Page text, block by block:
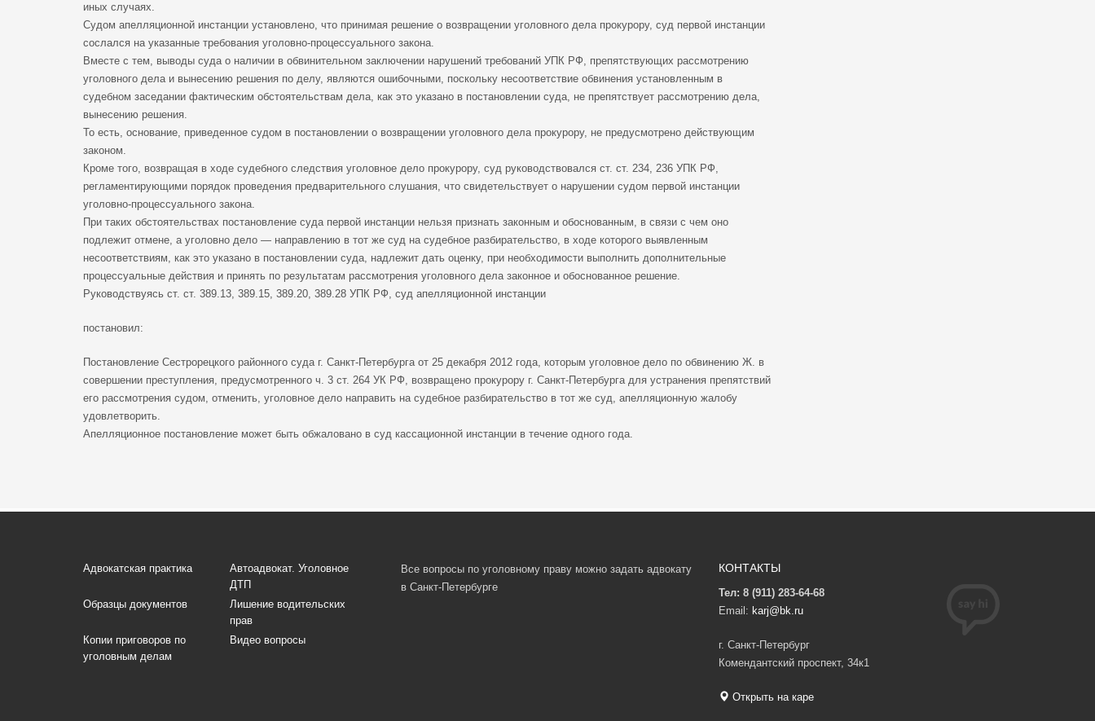
иных случаях.
Судом апелляционной инстанции установлено, что принимая решение о возвращении уголовного дела прокурору, суд первой инстанции
сослался на указанные требования уголовно-процессуального закона.
Вместе с тем, выводы суда о наличии в обвинительном заключении нарушений требований УПК РФ, препятствующих рассмотрению
уголовного дела и вынесению решения по делу, являются ошибочными, поскольку несоответствие обвинения установленным в
судебном заседании фактическим обстоятельствам дела, как это указано в постановлении суда, не препятствует рассмотрению дела,
вынесению решения.
То есть, основание, приведенное судом в постановлении о возвращении уголовного дела прокурору, не предусмотрено действующим
законом.
Кроме того, возвращая в ходе судебного следствия уголовное дело прокурору, суд руководствовался ст. ст. 234, 236 УПК РФ,
регламентирующими порядок проведения предварительного слушания, что свидетельствует о нарушении судом первой инстанции
уголовно-процессуального закона.
При таких обстоятельствах постановление суда первой инстанции нельзя признать законным и обоснованным, в связи с чем оно
подлежит отмене, а уголовно дело — направлению в тот же суд на судебное разбирательство, в ходе которого выявленным
несоответствиям, как это указано в постановлении суда, надлежит дать оценку, при необходимости выполнить дополнительные
процессуальные действия и принять по результатам рассмотрения уголовного дела законное и обоснованное решение.
Руководствуясь ст. ст. 389.13, 389.15, 389.20, 389.28 УПК РФ, суд апелляционной инстанции
постановил:
Постановление Сестрорецкого районного суда г. Санкт-Петербурга от 25 декабря 2012 года, которым уголовное дело по обвинению Ж. в
совершении преступления, предусмотренного ч. 3 ст. 264 УК РФ, возвращено прокурору г. Санкт-Петербурга для устранения препятствий
его рассмотрения судом, отменить, уголовное дело направить на судебное разбирательство в тот же суд, апелляционную жалобу
удовлетворить.
Апелляционное постановление может быть обжаловано в суд кассационной инстанции в течение одного года.
Адвокатская практика
Автоадвокат. Уголовное
ДТП
Образцы документов
Лишение водительских
прав
Копии приговоров по
уголовным делам
Видео вопросы
Все вопросы по уголовному праву можно задать адвокату
в Санкт-Петербурге
КОНТАКТЫ
Тел: 8 (911) 283-64-68
Email: karj@bk.ru
г. Санкт-Петербург
Комендантский проспект, 34к1
Открыть на каре